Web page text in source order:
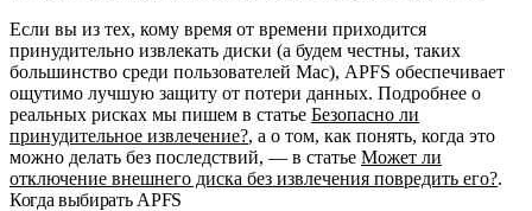
Если вы из тех, кому время от времени приходится
принудительно извлекать диски (а будем честны, таких
большинство среди пользователей Mac), APFS обеспечивает
ощутимо лучшую защиту от потери данных. Подробнее о
реальных рисках мы пишем в статье Безопасно ли
принудительное извлечение?, а о том, как понять, когда это
можно делать без последствий, — в статье Может ли
отключение внешнего диска без извлечения повредить его?.
Когда выбирать APFS